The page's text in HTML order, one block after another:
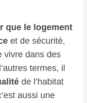
que le logement
et de sécurité,
vivre dans des
termes, il
de l’habitat
aussi une